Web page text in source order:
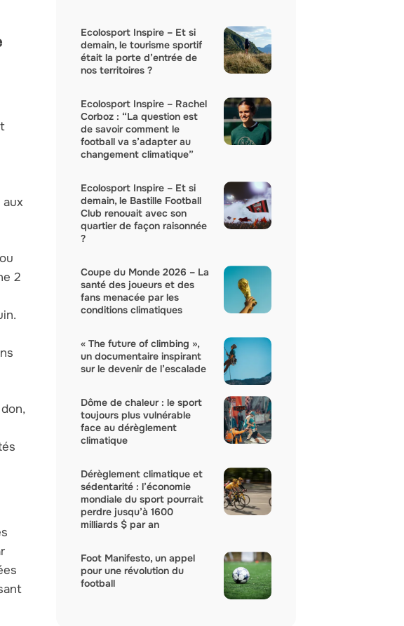
2
Ecolosport Inspire – Et si
demain, le tourisme sportif
était la porte d’entrée de
nos territoires ?
Ecolosport Inspire – Rachel
Corboz : “La question est
de savoir comment le
football va s’adapter au
changement climatique”
Ecolosport Inspire – Et si
demain, le Bastille Football
Club renouait avec son
quartier de façon raisonnée
?
Coupe du Monde 2026 – La
santé des joueurs et des
fans menacée par les
conditions climatiques
« The future of climbing »,
un documentaire inspirant
sur le devenir de l’escalade
Dôme de chaleur : le sport
toujours plus vulnérable
face au dérèglement
climatique
Dérèglement climatique et
sédentarité : l’économie
mondiale du sport pourrait
perdre jusqu’à 1600
milliards $ par an
Foot Manifesto, un appel
pour une révolution du
football